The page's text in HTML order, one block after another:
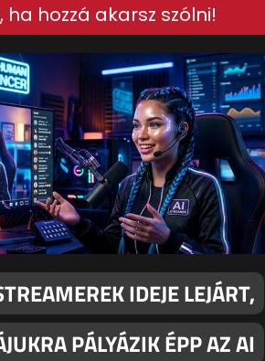
, ha hozzá akarsz szólni!
IDEJE LEJÁRT,
PÁLYÁZIK ÉPP AZ AI